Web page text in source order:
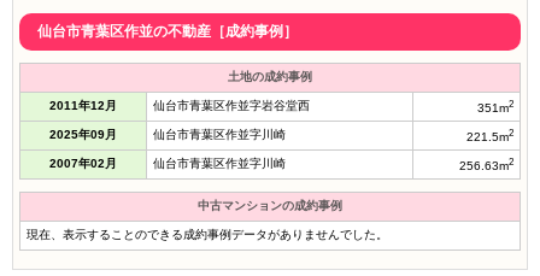
仙台市青葉区作並の不動産［成約事例］
土地の成約事例
2011年12月 仙台市青葉区作並字岩谷堂西 351m2
2025年09月 仙台市青葉区作並字川崎 221.5m2
2007年02月 仙台市青葉区作並字川崎 256.63m2
中古マンションの成約事例
現在、表示することのできる成約事例データがありませんでした。